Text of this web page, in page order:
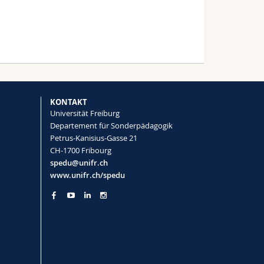
and Identifying CCDs
R. Ritter, M. Bonfert,
KONTAKT
Universität Freiburg
Departement für Sonderpädagogik
Petrus-Kanisius-Gasse 21
CH-1700 Fribourg
spedu@unifr.ch
www.unifr.ch/spedu